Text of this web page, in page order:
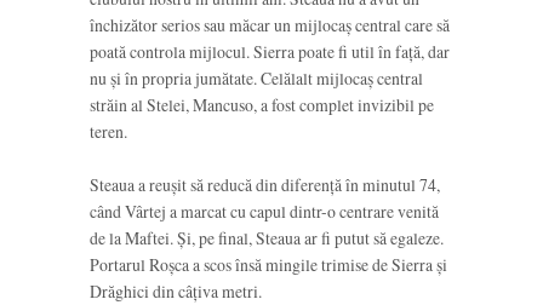
închizător serios sau măcar un mijlocaș central care să
poată controla mijlocul. Sierra poate fi util în față, dar
nu și în propria jumătate. Celălalt mijlocaș central
străin al Stelei, Mancuso, a fost complet invizibil pe
teren.
Steaua a reușit să reducă din diferență în minutul 74,
când Vârtej a marcat cu capul dintr-o centrare venită
de la Maftei. Și, pe final, Steaua ar fi putut să egaleze.
Portarul Roșca a scos însă mingile trimise de Sierra și
Drăghici din câțiva metri.